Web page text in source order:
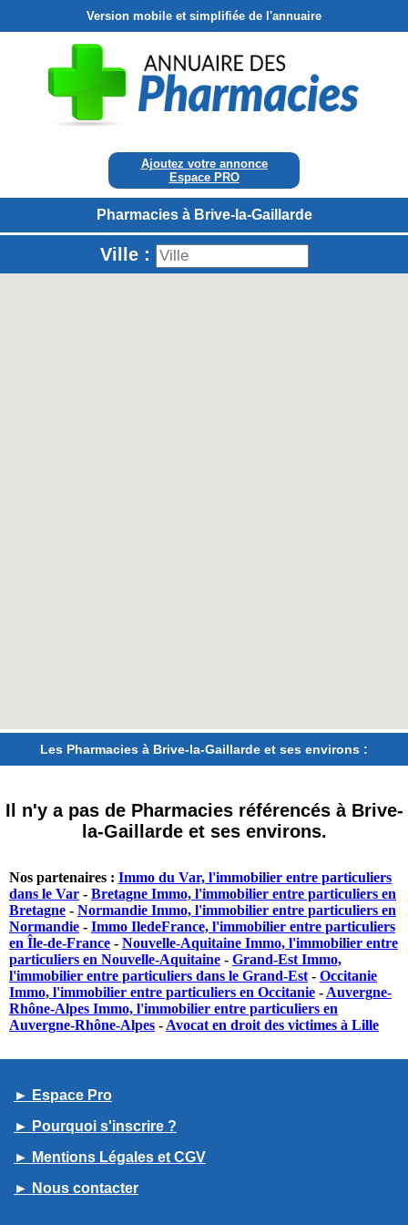
Version mobile et simplifiée de l'annuaire
Ajoutez votre annonce
Espace PRO
Pharmacies à Brive-la-Gaillarde
Ville :
Les Pharmacies à Brive-la-Gaillarde et ses environs :
Il n'y a pas de Pharmacies référencés à Brive-
la-Gaillarde et ses environs.
Nos partenaires : Immo du Var, l'immobilier entre particuliers
dans le Var - Bretagne Immo, l'immobilier entre particuliers en
Bretagne - Normandie Immo, l'immobilier entre particuliers en
Normandie - Immo IledeFrance, l'immobilier entre particuliers
en Île-de-France - Nouvelle-Aquitaine Immo, l'immobilier entre
particuliers en Nouvelle-Aquitaine - Grand-Est Immo,
l'immobilier entre particuliers dans le Grand-Est - Occitanie
Immo, l'immobilier entre particuliers en Occitanie - Auvergne-
Rhône-Alpes Immo, l'immobilier entre particuliers en
Auvergne-Rhône-Alpes - Avocat en droit des victimes à Lille
► Espace Pro
► Pourquoi s'inscrire ?
► Mentions Légales et CGV
► Nous contacter